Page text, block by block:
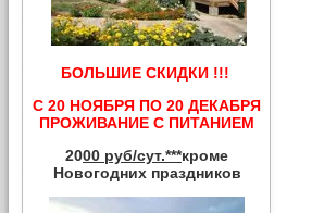
БОЛЬШИЕ СКИДКИ !!!
С 20 НОЯБРЯ ПО 20 ДЕКАБРЯ
ПРОЖИВАНИЕ С ПИТАНИЕМ
2000 руб/сут.***кроме
Новогодних праздников